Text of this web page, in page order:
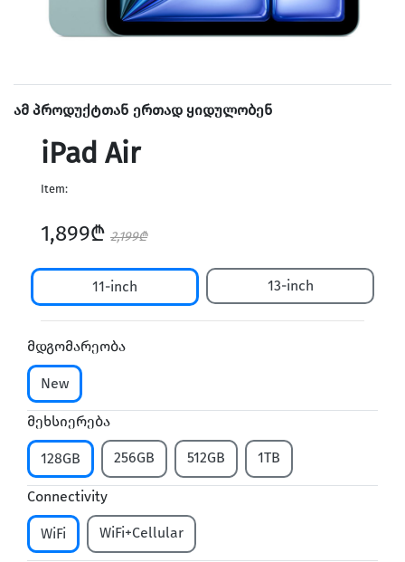
ამ პროდუქტთან ერთად ყიდულობენ
iPad Air
Item:
1,899₾ 2,199₾
11-inch 13-inch
მდგომარეობა
New
მეხსიერება
128GB 256GB 512GB 1TB
Connectivity
WiFi WiFi+Cellular